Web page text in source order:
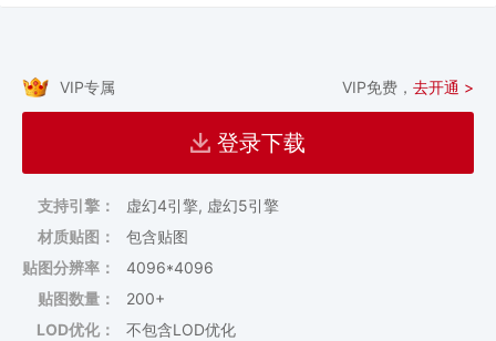
VIP专属 VIP免费， 去开通 >
登录下载
支持引擎：
虚幻4引擎, 虚幻5引擎
材质贴图：
包含贴图
贴图分辨率：
4096*4096
贴图数量：
200+
LOD优化：
不包含LOD优化